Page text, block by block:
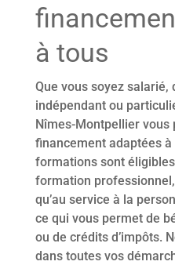
à tous
Que vous soyez salarié,
indépendant ou
Nîmes-Montpellier vous
financement adaptées
formations sont éligibles
formation
qu’au service à la
ce qui vous permet de
ou de crédits d’impôts.
dans toutes vos